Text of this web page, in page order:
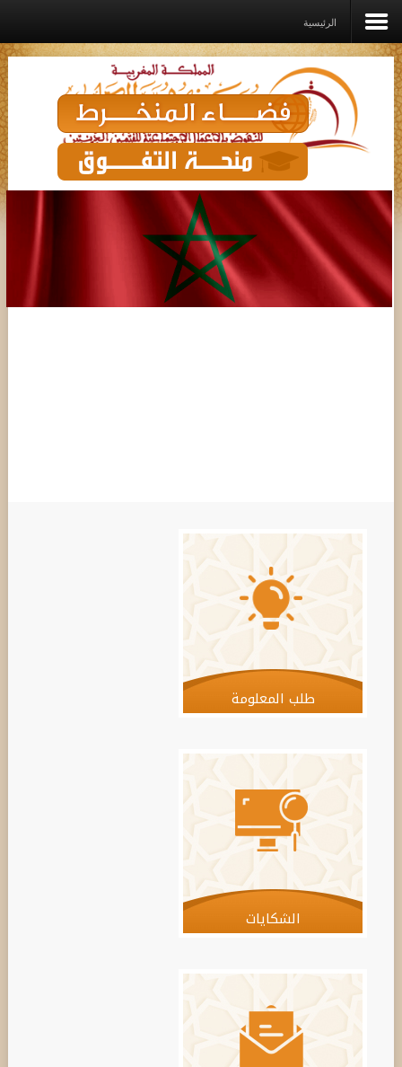
الرئيسية
المؤسســة
القيم الديني
برامـج وخدمـات وإعانــات
مشاريع الدعم
الرئيسية
طلب المعلومة
الشكايات